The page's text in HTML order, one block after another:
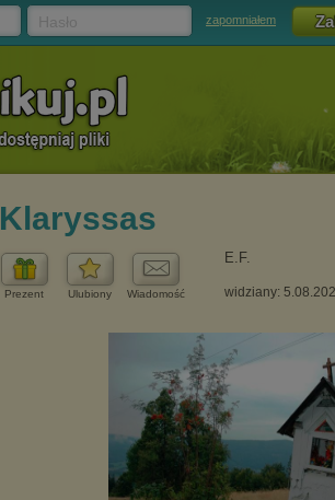
zapomniałem
Klaryssas
Prezent Ulubiony Wiadomość
E.F.
widziany: